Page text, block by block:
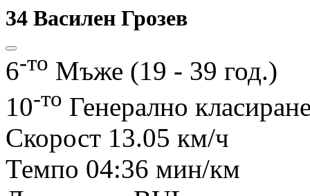
34 Василен Грозев
6-то Мъже (19 - 39 год.)
10-то Генерално
Скорост 13.05 км/ч
Темпо 04:36 мин/км